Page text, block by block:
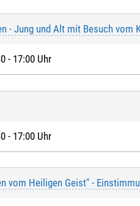
- Jung und Alt mit Besuch vom
- 17:00 Uhr
- 17:00 Uhr
vom Heiligen Geist" -